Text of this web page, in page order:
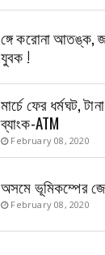
ঙ্গে করোনা আতঙ্ক,
যুবক !
মার্চে ফের ধর্মঘট,
ব্যাংক-ATM
February 08, 2020
অসমে ভূমিকম্পের
February 08, 2020